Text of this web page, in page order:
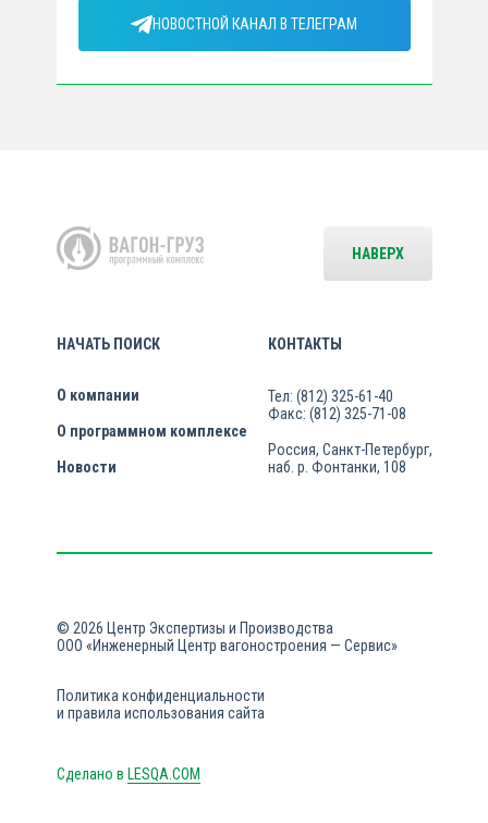
НОВОСТНОЙ КАНАЛ В ТЕЛЕГРАМ
НАЧАТЬ ПОИСК
О компании
О программном комплексе
Новости
КОНТАКТЫ
Тел: (812) 325-61-40
Факс: (812) 325-71-08
Россия, Санкт-Петербург,
наб. р. Фонтанки, 108
НАВЕРХ
© 2026 Центр Экспертизы и Производства
ООО «Инженерный Центр вагоностроения — Сервис»
Политика конфиденциальности
и правила использования сайта
Сделано в LESQA.COM